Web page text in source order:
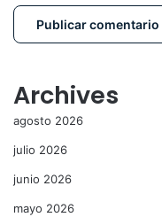
Archives
agosto 2026
julio 2026
junio 2026
mayo 2026